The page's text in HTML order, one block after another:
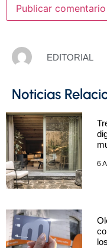
EDITORIAL
Noticias
6